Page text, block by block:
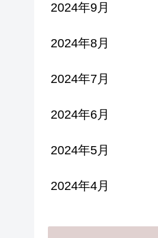
2024年9月
2024年8月
2024年7月
2024年6月
2024年5月
2024年4月